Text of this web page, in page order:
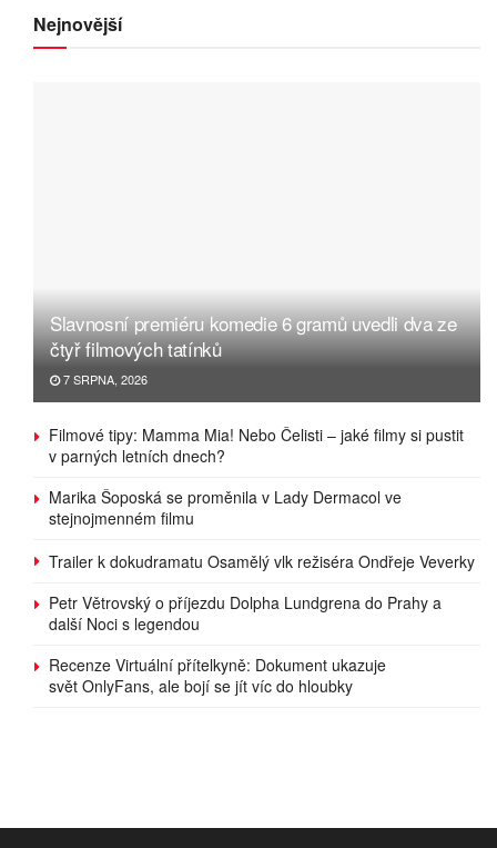
Nejnovější
Slavnosní premiéru komedie 6 gramů uvedli dva ze
čtyř filmových tatínků
7 SRPNA, 2026
Filmové tipy: Mamma Mia! Nebo Čelisti – jaké filmy si pustit
v parných letních dnech?
Marika Šoposká se proměnila v Lady Dermacol ve
stejnojmenném filmu
Trailer k dokudramatu Osamělý vlk režiséra Ondřeje Veverky
Petr Větrovský o příjezdu Dolpha Lundgrena do Prahy a
další Noci s legendou
Recenze Virtuální přítelkyně: Dokument ukazuje
svět OnlyFans, ale bojí se jít víc do hloubky